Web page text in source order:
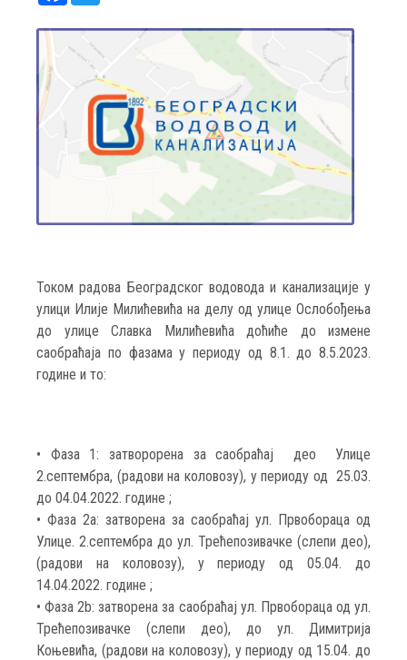
Током радова Београдског водовода и канализације у
улици Илије Милићевића на делу од улице Ослобођења
до улице Славка Милићевића доћиће до измене
саобраћаја по фазама у периоду од 8.1. до 8.5.2023.
године и то:
• Фаза 1: затворорена за саобраћај део Улице
2.септембра, (радови на коловозу), у периоду од 25.03.
до 04.04.2022. године ;
• Фаза 2а: затворена за саобраћај ул. Првобораца од
Улице. 2.септембра до ул. Трећепозивачке (слепи део),
(радови на коловозу), у периоду од 05.04. до
14.04.2022. године ;
• Фаза 2b: затворена за саобраћај ул. Првобораца од ул.
Трећепозивачке (слепи део), до ул. Димитрија
Коњевића, (радови на коловозу), у периоду од 15.04. до